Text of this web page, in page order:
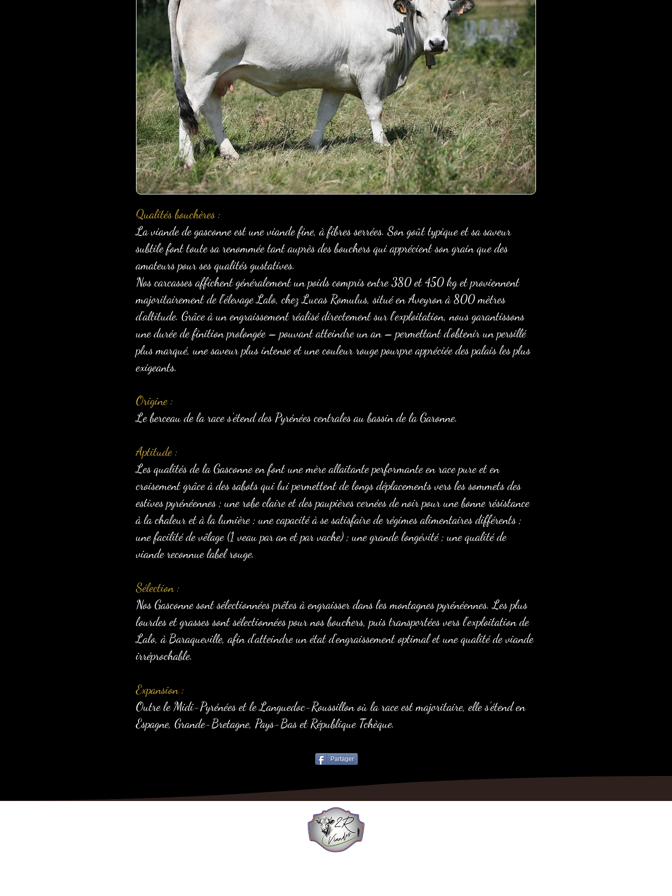
Qualités bouchères :
La viande de gasconne est une viande fine, à fibres serrées. Son goût typique et sa saveur
subtile font toute sa renommée tant auprès des bouchers qui apprécient son grain que des
amateurs pour ses qualités gustatives.
Nos carcasses affichent généralement un poids compris entre 380 et 450 kg et proviennent
majoritairement de l’élevage Lalo, chez Lucas Romulus, situé en Aveyron à 800 mètres
d’altitude. Grâce à un engraissement réalisé directement sur l’exploitation, nous garantissons
une durée de finition prolongée – pouvant atteindre un an – permettant d’obtenir un persillé
plus marqué, une saveur plus intense et une couleur rouge pourpre appréciée des palais les plus
exigeants.
Origine :
Le berceau de la race s’étend des Pyrénées centrales au bassin de la Garonne.
Aptitude :
Les qualités de la Gasconne en font une mère allaitante performante en race pure et en
croisement grâce à des sabots qui lui permettent de longs déplacements vers les sommets des
estives pyrénéennes ; une robe claire et des paupières cernées de noir pour une bonne résistance
à la chaleur et à la lumière ; une capacité à se satisfaire de régimes alimentaires différents ;
une facilité de vêlage (1 veau par an et par vache) ; une grande longévité ; une qualité de
viande reconnue label rouge.
Sélection :
Nos Gasconne sont sélectionnées prêtes à engraisser dans les montagnes pyrénéennes. Les plus
lourdes et grasses sont sélectionnées pour nos bouchers, puis transportées vers l’exploitation de
Lalo, à Baraqueville, afin d’atteindre un état d’engraissement optimal et une qualité de viande
irréprochable.
Expansion :
Outre le Midi-Pyrénées et le Languedoc-Roussillon où la race est majoritaire, elle s’étend en
Espagne, Grande-Bretagne, Pays-Bas et République Tchèque.
Partager